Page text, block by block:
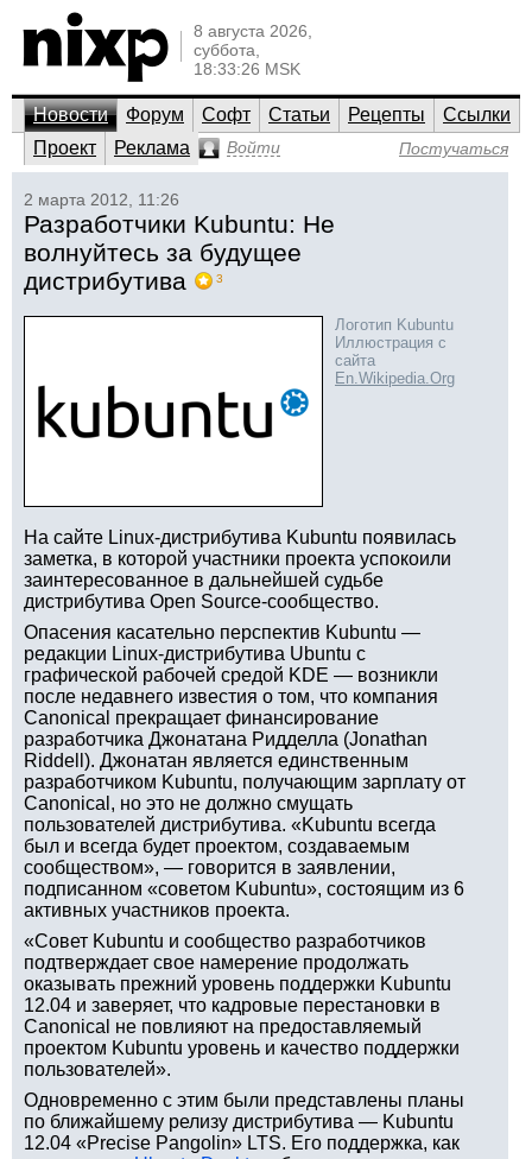
8 августа 2026,
суббота,
18:33:26 MSK
Новости Форум Софт Статьи Рецепты
Ссылки
Проект
Реклама Войти Постучаться
2 марта 2012, 11:26
Разработчики Kubuntu: Не
волнуйтесь за будущее
дистрибутива
3
Логотип Kubuntu
Иллюстрация с
сайта
En.Wikipedia.Org
На сайте Linux-дистрибутива Kubuntu появилась
заметка, в которой участники проекта успокоили
заинтересованное в дальнейшей судьбе
дистрибутива Open Source-сообщество.
Опасения касательно перспектив Kubuntu —
редакции Linux-дистрибутива Ubuntu с
графической рабочей средой KDE — возникли
после недавнего известия о том, что компания
Canonical прекращает финансирование
разработчика Джонатана Ридделла (Jonathan
Riddell). Джонатан является единственным
разработчиком Kubuntu, получающим зарплату от
Canonical, но это не должно смущать
пользователей дистрибутива. «Kubuntu всегда
был и всегда будет проектом, создаваемым
сообществом», — говорится в заявлении,
подписанном «советом Kubuntu», состоящим из 6
активных участников проекта.
«Совет Kubuntu и сообщество разработчиков
подтверждает свое намерение продолжать
оказывать прежний уровень поддержки Kubuntu
12.04 и заверяет, что кадровые перестановки в
Canonical не повлияют на предоставляемый
проектом Kubuntu уровень и качество поддержки
пользователей».
Одновременно с этим были представлены планы
по ближайшему релизу дистрибутива — Kubuntu
12.04 «Precise Pangolin» LTS. Его поддержка, как